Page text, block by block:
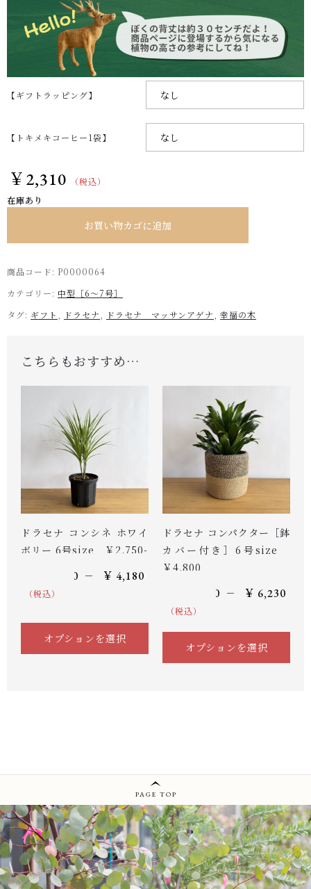
【ギフトラッピング】
【トキメキコーヒー1袋】
￥2,310
（税込）
在庫あり
お買い物カゴに追加
商品コード: P0000064
カテゴリー: 中型［6～7号］
タグ: ギフト ドラセナ ドラセナ マッサンアゲナ 幸福の木
こちらもおすすめ…
ドラセナ コンシネ ホワイ
ボリー 6号size ￥2,750-
2,750 – ￥ 4,180
（税込）
オプションを選択
ドラセナ コンパクター［鉢
カバー付き］6号size
￥4,800
4,800 – ￥ 6,230
（税込）
オプションを選択
PAGE TOP